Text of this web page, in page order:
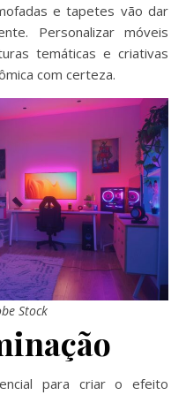
e tapetes vão dar
Personalizar móveis
temáticas e criativas
com certeza.
Stock
para criar o efeito